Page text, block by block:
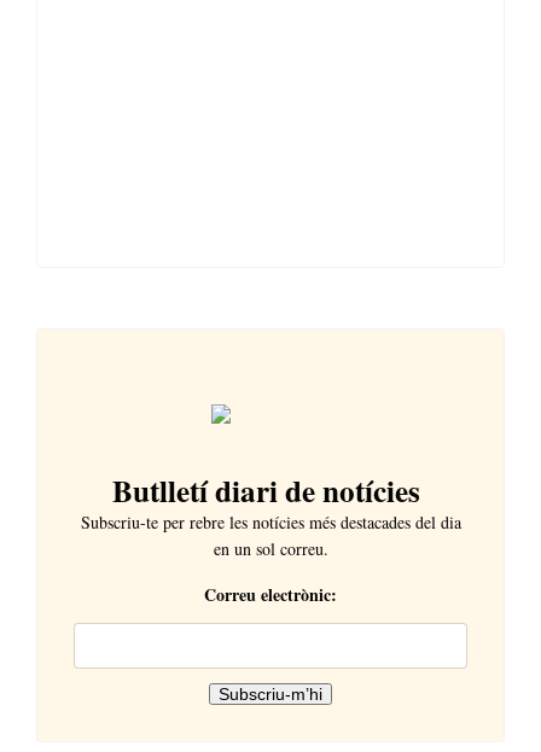
Butlletí diari de notícies
Subscriu-te per rebre les notícies més destacades del dia
en un sol correu.
Correu electrònic: